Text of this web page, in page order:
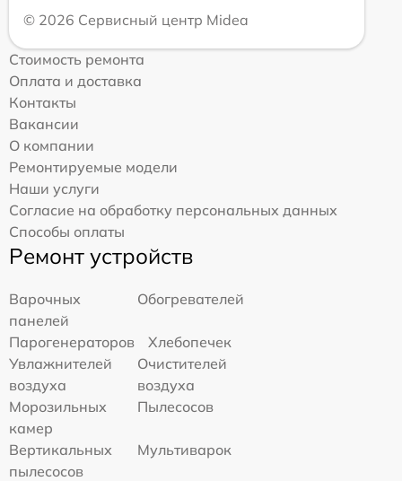
© 2026 Сервисный центр Midea
Стоимость ремонта
Оплата и доставка
Контакты
Вакансии
О компании
Ремонтируемые модели
Наши услуги
Согласие на обработку персональных данных
Способы оплаты
Ремонт устройств
Варочных
панелей
Обогревателей
Парогенераторов
Хлебопечек
Увлажнителей
воздуха
Очистителей
воздуха
Морозильных
камер
Пылесосов
Вертикальных
пылесосов
Мультиварок